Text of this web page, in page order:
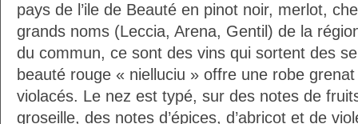
pays de l’ile de Beauté en pinot noir, merlot,
grands noms (Leccia, Arena, Gentil) de la
du commun, ce sont des vins qui sortent des
beauté rouge « nielluciu » offre une robe
violacés. Le nez est typé, sur des notes de
groseille, des notes d’épices, d’abricot et de